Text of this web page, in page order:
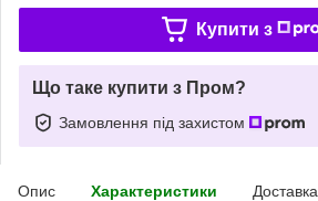
Купити з
Що таке купити з Пром?
Замовлення під захистом
Опис Характеристики Доставка